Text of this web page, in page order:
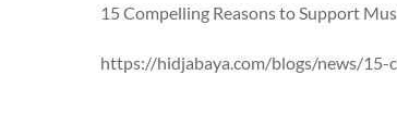
15 Compelling Reasons to Support
https://hidjabaya.com/blogs/news/